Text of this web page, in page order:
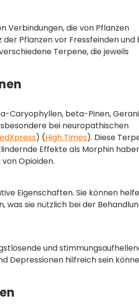
Verbindungen, die von Pflanzen
Pflanzen vor Fressfeinden und
Terpene, die jeweils
Caryophyllen, beta-Pinen,
bei neuropathischen
)​​ (High Times)​. Diese
Effekte als Morphin
Opioiden.
Eigenschaften. Sie können
was sie nützlich bei der
und
Depressionen hilfreich sein